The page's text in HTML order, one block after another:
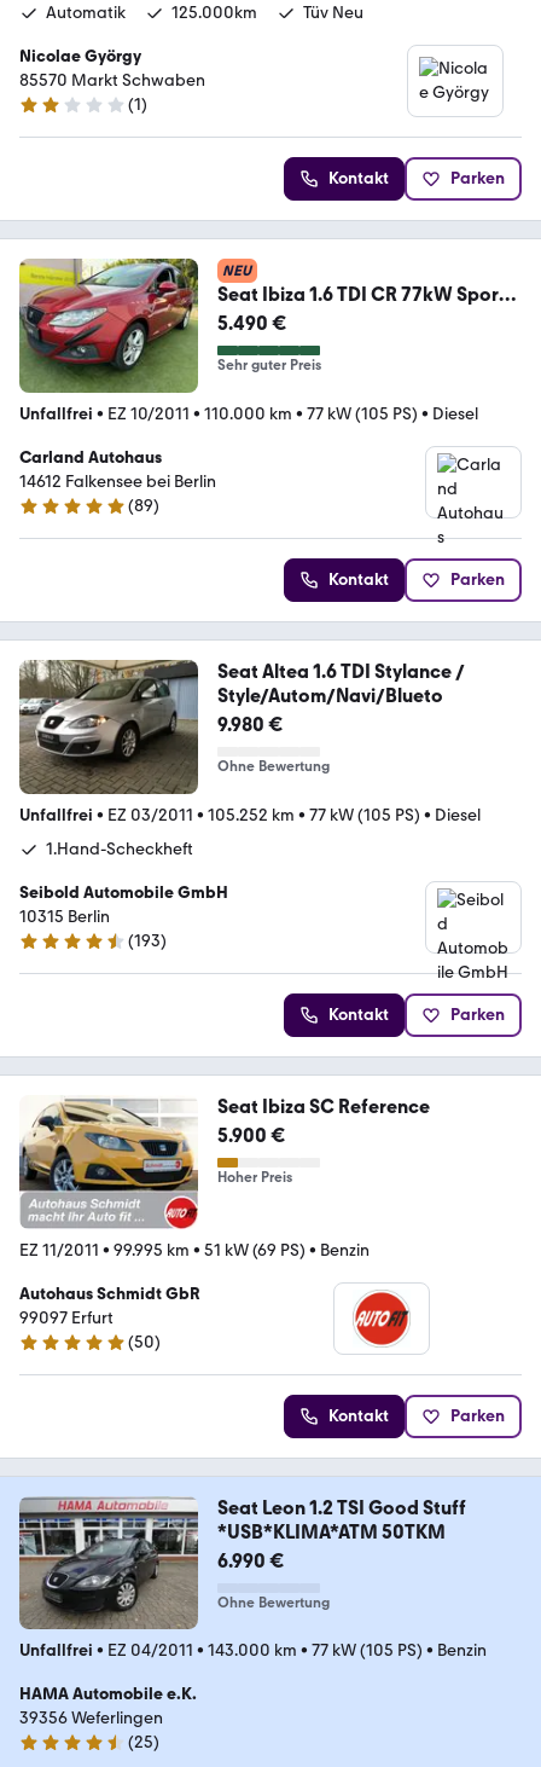
Automatik
125.000km Tüv Neu
Nicolae György
85570 Markt Schwaben
2 Sterne
(1)
Kontakt Parken
NEU
Seat Ibiza 1.6 TDI CR 77kW Sport
ST -neu Zahnriemen!
5.490 €
Sehr guter Preis
Unfallfrei • EZ 10/2011 • 110.000 km • 77 kW (105 PS) • Diesel
Carland Autohaus
14612 Falkensee bei Berlin
4.9 Sterne
(89)
Kontakt Parken
Seat Altea 1.6 TDI Stylance /
Style/Autom/Navi/Blueto
9.980 €
Ohne Bewertung
Unfallfrei • EZ 03/2011 • 105.252 km • 77 kW (105 PS) • Diesel
1.Hand-Scheckheft
Seibold Automobile GmbH
10315 Berlin
4.3 Sterne
(193)
Kontakt Parken
Seat Ibiza SC Reference
5.900 €
Hoher Preis
EZ 11/2011 • 99.995 km • 51 kW (69 PS) • Benzin
Autohaus Schmidt GbR
99097 Erfurt
5 Sterne
(50)
Kontakt Parken
Seat Leon 1.2 TSI Good Stuff
*USB*KLIMA*ATM 50TKM
6.990 €
Ohne Bewertung
Unfallfrei • EZ 04/2011 • 143.000 km • 77 kW (105 PS) • Benzin
HAMA Automobile e.K.
39356 Weferlingen
4.3 Sterne
(25)